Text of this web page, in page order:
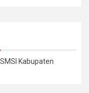
Kabupaten